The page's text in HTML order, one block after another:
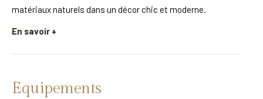
matériaux naturels dans un décor chic et moderne.
En savoir +
Équipements